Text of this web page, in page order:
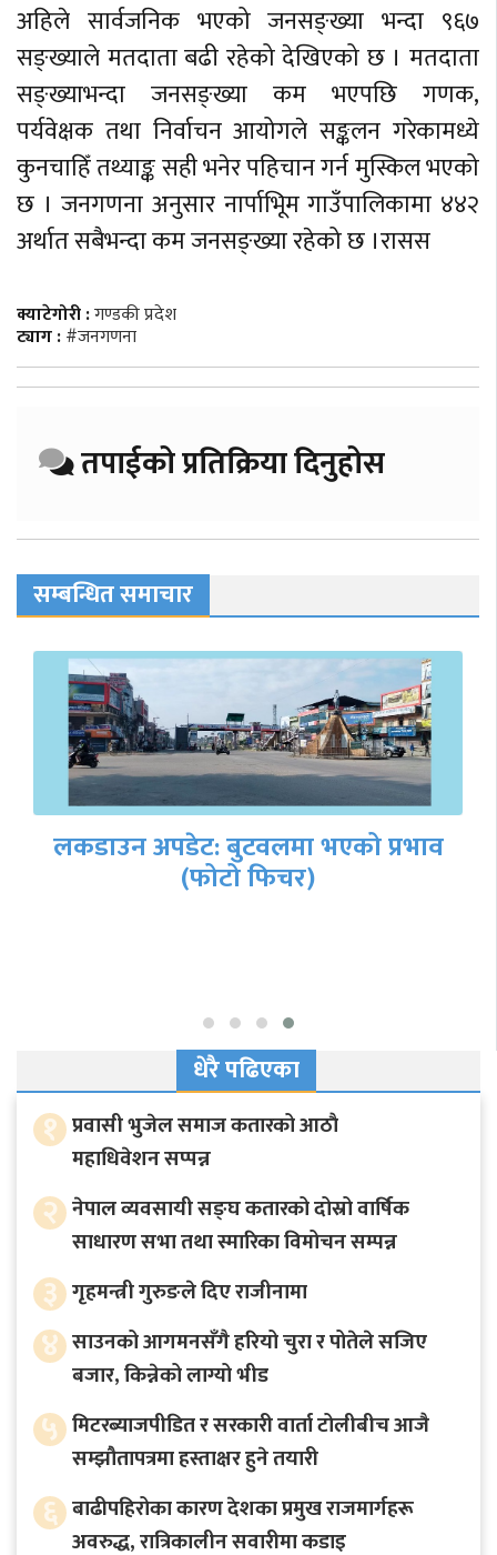
अहिले सार्वजनिक भएको जनसङ्ख्या भन्दा ९६७
सङ्ख्याले मतदाता बढी रहेको देखिएको छ । मतदाता
सङ्ख्याभन्दा जनसङ्ख्या कम भएपछि गणक,
पर्यवेक्षक तथा निर्वाचन आयोगले सङ्कलन गरेकामध्ये
कुनचाहिँ तथ्याङ्क सही भनेर पहिचान गर्न मुस्किल भएको
छ । जनगणना अनुसार नार्पाभूिम गाउँपालिकामा ४४२
अर्थात सबैभन्दा कम जनसङ्ख्या रहेको छ ।रासस
क्याटेगोरी :गण्डकी प्रदेश
ट्याग :#जनगणना
तपाईको प्रतिक्रिया दिनुहोस
सम्बन्धित समाचार
लकडाउन अपडेट: बुटवलमा भएको प्रभाव
(फोटो फिचर)
धेरै पढिएका
१ प्रवासी भुजेल समाज कतारको आठाै
महाधिवेशन सप्पन्न
२ नेपाल व्यवसायी सङ्घ कतारको दोस्रो वार्षिक
साधारण सभा तथा स्मारिका विमोचन सम्पन्न
३ गृहमन्त्री गुरुङले दिए राजीनामा
४ साउनको आगमनसँगै हरियो चुरा र पोतेले सजिए
बजार, किन्नेको लाग्यो भीड
५ मिटरब्याजपीडित र सरकारी वार्ता टोलीबीच आजै
सम्झौतापत्रमा हस्ताक्षर हुने तयारी
६ बाढीपहिरोका कारण देशका प्रमुख राजमार्गहरू
अवरुद्ध, रात्रिकालीन सवारीमा कडाइ